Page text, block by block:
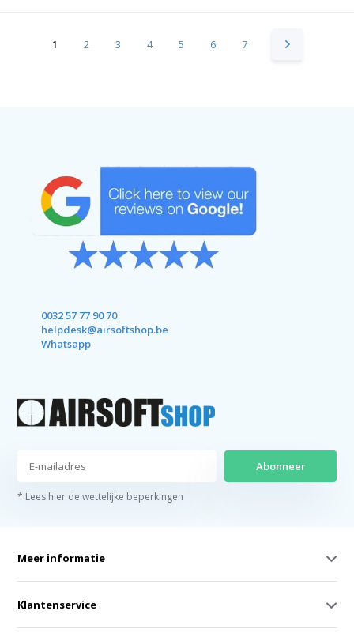
1 2 3 4 5 6 7
0032 57 77 90 70
helpdesk@airsoftshop.be
Whatsapp
Abonneer
* Lees hier de wettelijke beperkingen
Meer informatie
Klantenservice